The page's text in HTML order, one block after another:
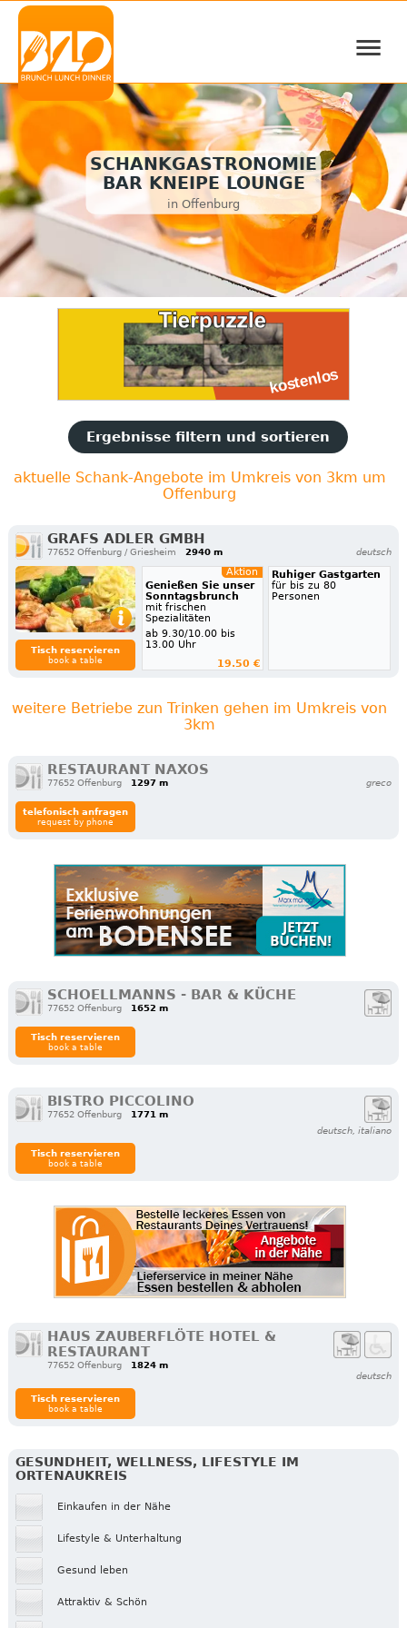
≡
SCHANKGASTRONOMIE
BAR KNEIPE LOUNGE
in Offenburg
Ergebnisse filtern und sortieren
aktuelle Schank-Angebote im Umkreis von 3km um
Offenburg
GRAFS ADLER GMBH
77652 Offenburg / Griesheim 2940 m deutsch
Tisch reservieren
book a table
Aktion
Genießen Sie unser
Sonntagsbrunch
mit frischen
Spezialitäten
ab 9.30/10.00 bis
13.00 Uhr
19.50 €
Ruhiger Gastgarten
für bis zu 80
Personen
weitere Betriebe zun Trinken gehen im Umkreis von
3km
RESTAURANT NAXOS
77652 Offenburg 1297 m greco
telefonisch anfragen
request by phone
SCHOELLMANNS - BAR & KÜCHE
77652 Offenburg 1652 m
Tisch reservieren
book a table
BISTRO PICCOLINO
77652 Offenburg
1771 m
deutsch, italiano
Tisch reservieren
book a table
HAUS ZAUBERFLÖTE HOTEL &
RESTAURANT
77652 Offenburg
1824 m
deutsch
Tisch reservieren
book a table
GESUNDHEIT, WELLNESS, LIFESTYLE IM
ORTENAUKREIS
Einkaufen in der Nähe
Lifestyle & Unterhaltung
Gesund leben
Attraktiv & Schön